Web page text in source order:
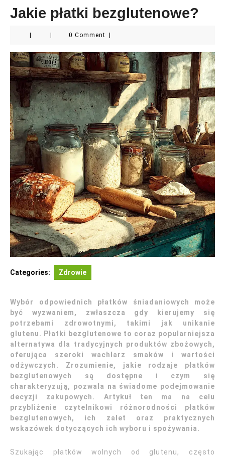
Jakie płatki bezglutenowe?
0 Comment
Categories: Zdrowie
Wybór odpowiednich płatków śniadaniowych może
być wyzwaniem, zwłaszcza gdy kierujemy się
potrzebami zdrowotnymi, takimi jak unikanie
glutenu. Płatki bezglutenowe to coraz popularniejsza
alternatywa dla tradycyjnych produktów zbożowych,
oferująca szeroki wachlarz smaków i wartości
odżywczych. Zrozumienie, jakie rodzaje płatków
bezglutenowych są dostępne i czym się
charakteryzują, pozwala na świadome podejmowanie
decyzji zakupowych. Artykuł ten ma na celu
przybliżenie czytelnikowi różnorodności płatków
bezglutenowych, ich zalet oraz praktycznych
wskazówek dotyczących ich wyboru i spożywania.
Szukając płatków wolnych od glutenu, często